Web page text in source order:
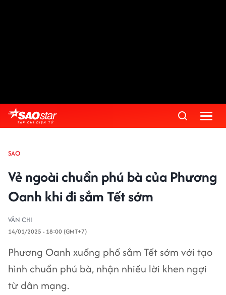
SAO
Vẻ ngoài chuẩn phú bà của Phương
Oanh khi đi sắm Tết sớm
VÂN CHI
14/01/2025 - 18:00 (GMT+7)
Phương Oanh xuống phố sắm Tết sớm với tạo
hình chuẩn phú bà, nhận nhiều lời khen ngợi
từ dân mạng.